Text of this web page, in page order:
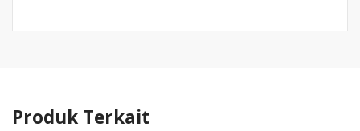
Produk Terkait